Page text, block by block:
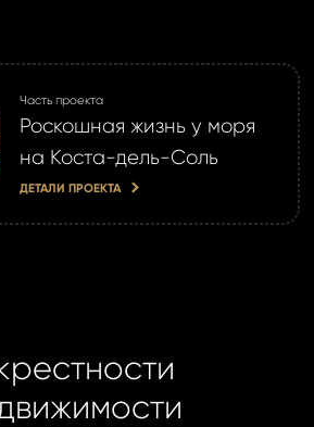
Часть проекта
Роскошная жизнь у моря
на Коста-дель-Соль
ДЕТАЛИ ПРОЕКТА